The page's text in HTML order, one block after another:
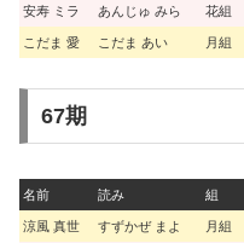
安寿 ミラ あんじゅ みら 花組
こだま 愛 こだま あい 月組
67期
名前 読み 組
涼風 真世 すずかぜ まよ 月組